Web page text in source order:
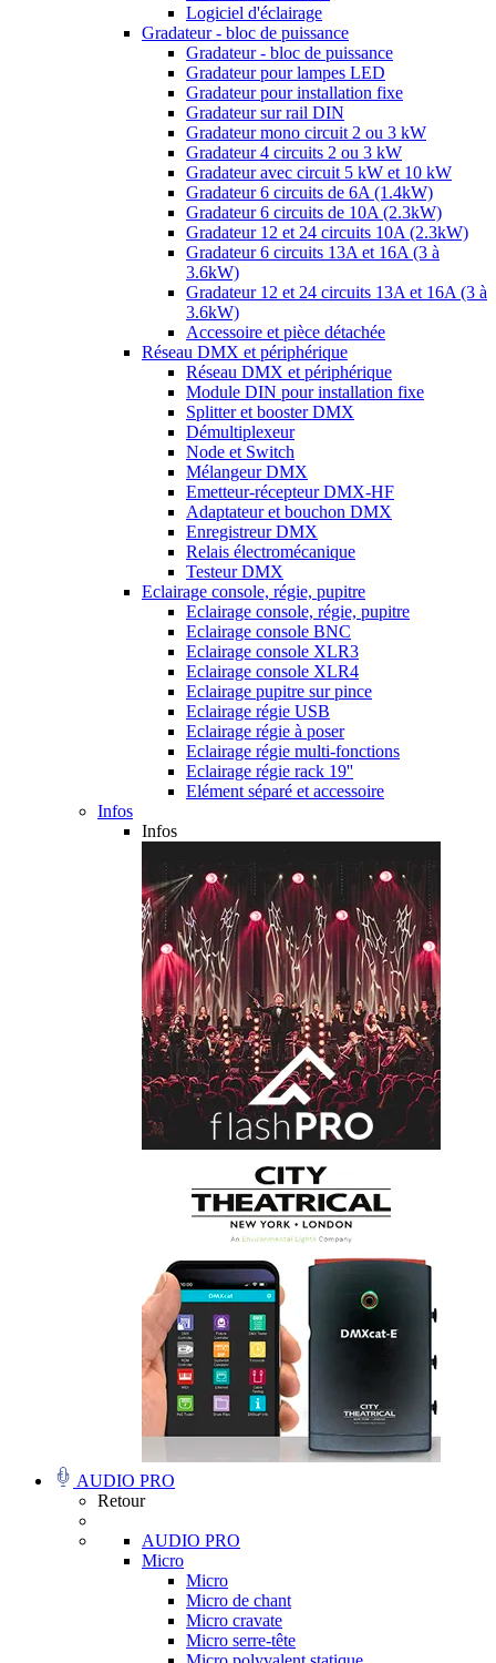
Logiciel d'éclairage
Gradateur - bloc de puissance
Gradateur - bloc de puissance
Gradateur pour lampes LED
Gradateur pour installation fixe
Gradateur sur rail DIN
Gradateur mono circuit 2 ou 3 kW
Gradateur 4 circuits 2 ou 3 kW
Gradateur avec circuit 5 kW et 10 kW
Gradateur 6 circuits de 6A (1.4kW)
Gradateur 6 circuits de 10A (2.3kW)
Gradateur 12 et 24 circuits 10A (2.3kW)
Gradateur 6 circuits 13A et 16A (3 à
3.6kW)
Gradateur 12 et 24 circuits 13A et 16A (3 à
3.6kW)
Accessoire et pièce détachée
Réseau DMX et périphérique
Réseau DMX et périphérique
Module DIN pour installation fixe
Splitter et booster DMX
Démultiplexeur
Node et Switch
Mélangeur DMX
Emetteur-récepteur DMX-HF
Adaptateur et bouchon DMX
Enregistreur DMX
Relais électromécanique
Testeur DMX
Eclairage console, régie, pupitre
Eclairage console, régie, pupitre
Eclairage console BNC
Eclairage console XLR3
Eclairage console XLR4
Eclairage pupitre sur pince
Eclairage régie USB
Eclairage régie à poser
Eclairage régie multi-fonctions
Eclairage régie rack 19''
Elément séparé et accessoire
Infos
Infos
AUDIO PRO
Retour
AUDIO PRO
Micro
Micro
Micro de chant
Micro cravate
Micro serre-tête